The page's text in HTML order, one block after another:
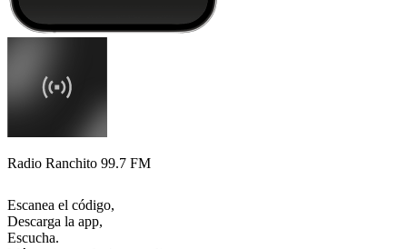
Radio Ranchito 99.7 FM
Escanea el código,
Descarga la app,
Escucha.